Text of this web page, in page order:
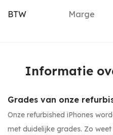
BTW Marge
Informatie
Grades van onze
Onze refurbished iPhones
met duidelijke grades. Zo